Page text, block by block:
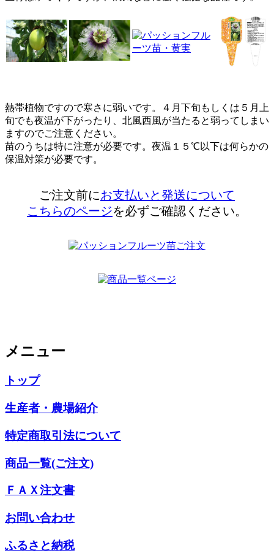
熱帯植物ですので寒さに弱いです。４月下旬もしくは５月上
旬でも夜温が下がったり、北風西風が当たると弱ってしまい
ますのでご注意ください。
苗のうちは特に注意が必要です。夜温１５℃以下は何らかの
保温対策が必要です。
ご注文前にお支払いと発送について
こちらのページを必ずご確認ください。
メニュー
トップ
生産者・農場紹介
特定商取引法について
商品一覧(ご注文)
ＦＡＸ注文書
お問い合わせ
ふるさと納税